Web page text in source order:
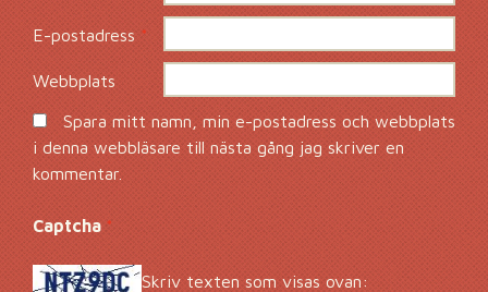
E-postadress*
Webbplats
Spara mitt namn, min e-postadress och webbplats
i denna webbläsare till nästa gång jag skriver en
kommentar.
Captcha *
Skriv texten som visas ovan: